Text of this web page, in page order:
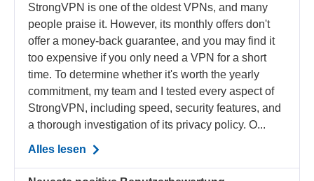
StrongVPN is one of the oldest VPNs, and many
people praise it. However, its monthly offers don't
offer a money-back guarantee, and you may find it
too expensive if you only need a VPN for a short
time. To determine whether it's worth the yearly
commitment, my team and I tested every aspect of
StrongVPN, including speed, security features, and
a thorough investigation of its privacy policy. O...
Alles lesen